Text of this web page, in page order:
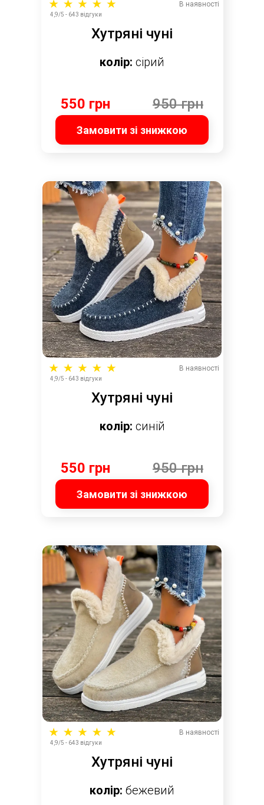
В наявності
Замовити зі знижкою
4,9/5 - 643 відгуки
Хутряні чуні
колір: сірий
550 грн 950 грн
В наявності
Замовити зі знижкою
4,9/5 - 643 відгуки
Хутряні чуні
колір: синій
550 грн 950 грн
В наявності
4,9/5 - 643 відгуки
Хутряні чуні
колір: бежевий